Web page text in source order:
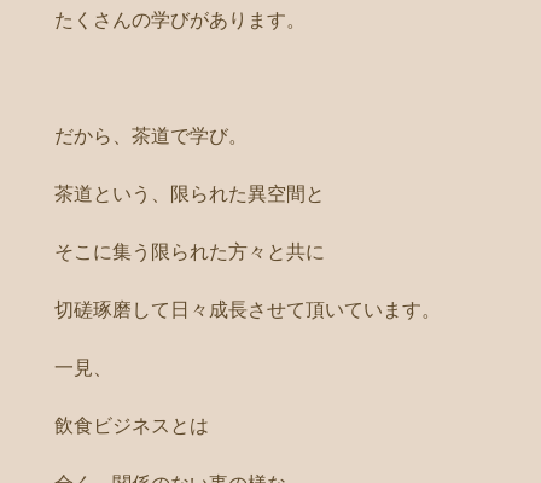
たくさんの学びがあります。
だから、茶道で学び。
茶道という、限られた異空間と
そこに集う限られた方々と共に
切磋琢磨して日々成長させて頂いています。
一見、
飲食ビジネスとは